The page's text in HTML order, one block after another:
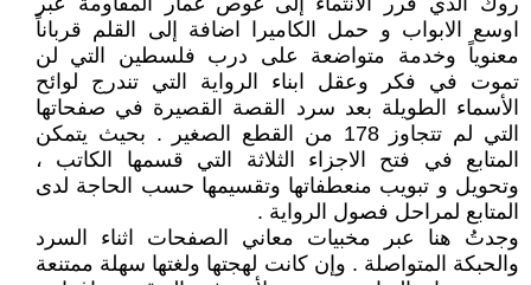
اوسع الابواب و حمل الكاميرا اضافة إلى القلم قرباناً
معنوياً وخدمة متواضعة على درب فلسطين التي لن
تموت في فكر وعقل ابناء الرواية التي تندرج لوائح
الأسماء الطويلة بعد سرد القصة القصيرة في صفحاتها
التي لم تتجاوز 178 من القطع الصغير . بحيث يتمكن
المتابع في فتح الاجزاء الثلاثة التي قسمها الكاتب ،
وتحويل و تبويب منعطفاتها وتقسيمها حسب الحاجة لدى
المتابع لمراحل فصول الرواية . ‏
وجدتُ هنا عبر مخبيات معاني الصفحات اثناء السرد
والحبكة المتواصلة . وإن كانت لهجتها ولغتها سهلة ممتنعة